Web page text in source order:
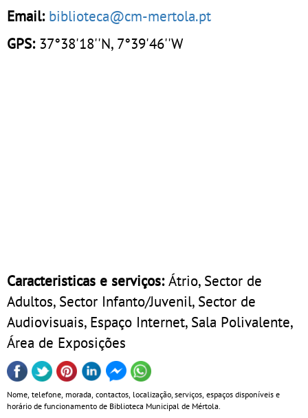
Email: biblioteca@cm-mertola.pt
GPS:37°38'18''N, 7°39'46''W
Caracteristicas e serviços:Átrio, Sector de
Adultos, Sector Infanto/Juvenil, Sector de
Audiovisuais, Espaço Internet, Sala Polivalente,
Área de Exposições
Nome, telefone, morada, contactos, localização, serviços, espaços disponíveis e
horário de funcionamento de Biblioteca Municipal de Mértola.